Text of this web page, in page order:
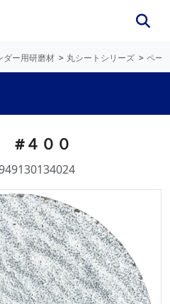
ダー用研磨材 丸シートシリーズ ペー
#４００